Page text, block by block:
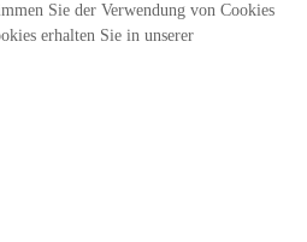
Sie der Verwendung von Cookies
erhalten Sie in unserer